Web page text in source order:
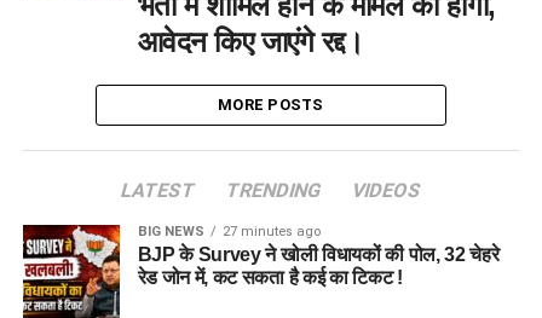
आवेदन किए जाएंगे रद्द।
MORE POSTS
LATEST TRENDING VIDEOS
BIG NEWS 27 minutes ago
BJP के Survey ने खोली विधायकों की पोल, 32 चेहरे
रेड जोन में, कट सकता है कई का टिकट !